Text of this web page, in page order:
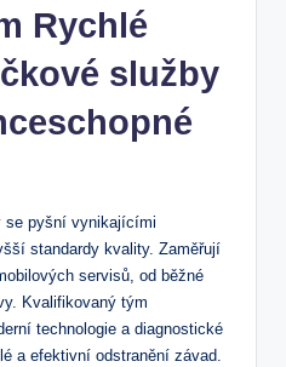
Rychlé
služby
se pyšní vynikajícími
standardy ⁢kvality. Zaměřují
servisů, od běžné
Kvalifikovaný tým
technologie a diagnostické
a efektivní‍ odstranění⁢ závad.